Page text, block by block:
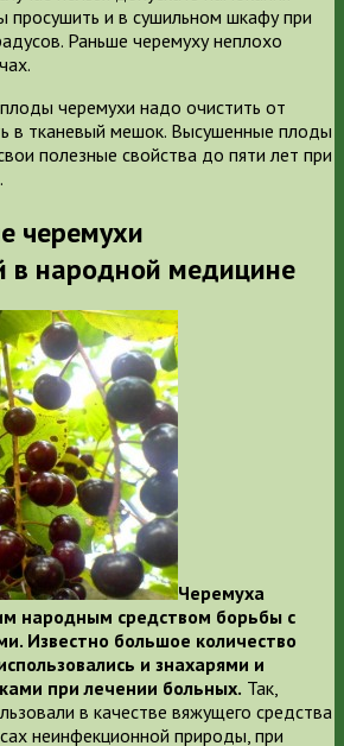
и в сушильном шкафу при
Раньше черемуху неплохо
черемухи надо очистить от
в тканевый мешок. Высушенные плоды
полезные свойства до пяти лет при
черемухи
в народной медицине
Черемуха
народным средством борьбы с
Известно большое количество
и знахарями и
при лечении больных. Так,
в качестве вяжущего средства
неинфекционной природы, при